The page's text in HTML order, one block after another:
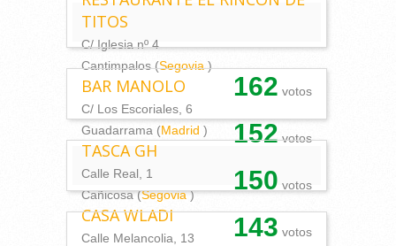
TITOS
C/ Iglesia nº 4
Cantimpalos (Segovia )
162 votos
BAR MANOLO
C/ Los Escoriales, 6
Guadarrama (Madrid ) 152votos
TASCA GH
Calle Real, 1
Cañicosa (Segovia ) 150 votos
CASA WLADI
Calle Melancolia, 13
143 votos